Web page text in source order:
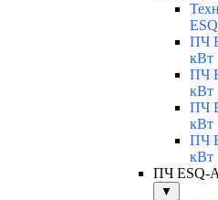
ПЧ
кВт
ПЧ
кВт
ПЧ
кВт
ПЧ
кВт
ПЧ ESQ-
▼